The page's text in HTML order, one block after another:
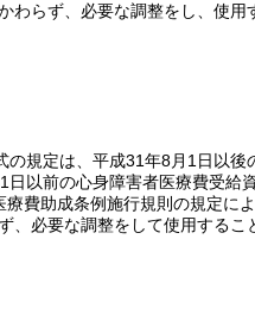
らず、必要な調整をし、使用
規定は、平成31年8月1日以
以前の心身障害者医療費受給
費助成条例施行規則の規定
必要な調整をして使用するこ